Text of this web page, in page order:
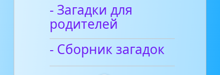
- Загадки для
родителей
- Сборник загадок